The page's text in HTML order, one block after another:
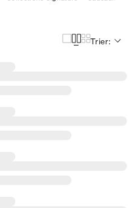
Trier: